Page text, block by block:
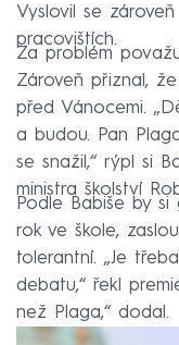
Vyslovil se
pracovištích.
Za problém
Zároveň přiznal,
před Vánocemi.
a budou. Pan
se snažil,“ rýpl si
ministra školství
Podle Babiše by
rok ve škole,
tolerantní. „Je
debatu,“ řekl
než Plaga,“ dodal.